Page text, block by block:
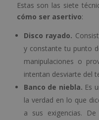
Estas son las siete
cómo ser asertivo:
Disco rayado.
y constante tu punto
manipulaciones o
intentan desviarte del
Banco de niebla. Es
la verdad en lo que
a sus exigencias.